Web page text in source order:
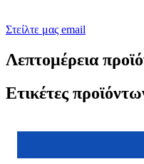
Στείλτε μας email
Λεπτομέρεια
Ετικέτες